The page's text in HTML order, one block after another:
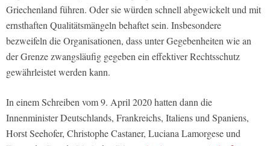
Griechenland führen. Oder sie würden schnell abgewickelt und mit
ernsthaften Qualitätsmängeln behaftet sein. Insbesondere
bezweifeln die Organisationen, dass unter Gegebenheiten wie an
der Grenze zwangsläufig gegeben ein effektiver Rechtsschutz
gewährleistet werden kann.
In einem Schreiben vom 9. April 2020 hatten dann die
Innenminister Deutschlands, Frankreichs, Italiens und Spaniens,
Horst Seehofer, Christophe Castaner, Luciana Lamorgese und